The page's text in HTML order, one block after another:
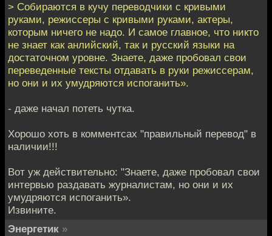
> Собираются в кучу переводчики с кривыми
руками, режиссеры с кривыми руками, актеры,
которым ничего не надо. И самое главное, что никто
не знает как анлийский, так и русский языки на
достаточном уровне. Знаете, даже пробовал свои
переведенные тексты отдавать в руки режиссерам,
но они и их умудряются испоганить».
- даже начал потеть чутка.
Хорошо хоть в комментсах "правильный перевод" в
наличии!!!
Вот уж действительно: "Знаете, даже пробовал свои
интервью раздавать журналистам, но они и их
умудряются испоганить».
Извините.
Энергетик »